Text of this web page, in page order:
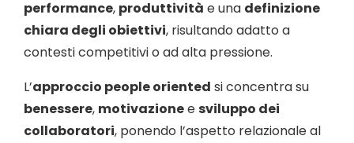
performance, produttività e una definizione
chiara degli obiettivi, risultando adatto a
contesti competitivi o ad alta pressione.
L’approccio people oriented si concentra su
benessere, motivazioneesviluppo dei
collaboratori, ponendo l’aspetto relazionale al